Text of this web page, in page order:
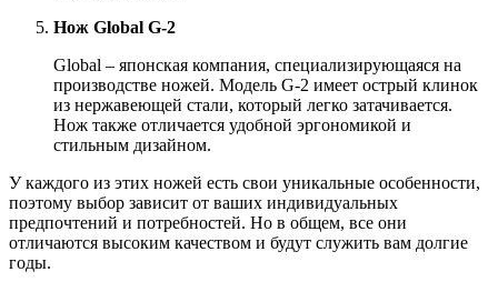
Нож Global G-2
Global – японская компания, специализирующаяся на
производстве ножей. Модель G-2 имеет острый клинок
из нержавеющей стали, который легко затачивается.
Нож также отличается удобной эргономикой и
стильным дизайном.
У каждого из этих ножей есть свои уникальные особенности,
поэтому выбор зависит от ваших индивидуальных
предпочтений и потребностей. Но в общем, все они
отличаются высоким качеством и будут служить вам долгие
годы.